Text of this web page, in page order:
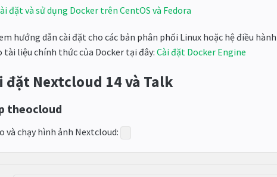
đặt và sử dụng Docker trên CentOS và Fedora
hướng dẫn cài đặt cho các bản phân phối Linux hoặc hệ điều
tài liệu chính thức của Docker tại đây: Cài đặt Docker Engine
đặt Nextcloud 14 và Talk
theocloud
và chạy hình ảnh Nextcloud: